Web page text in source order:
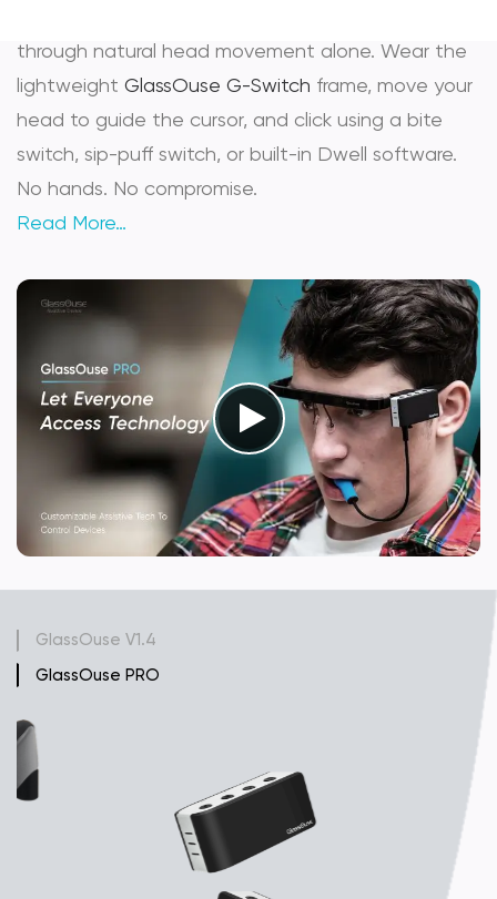
through natural head movement alone. Wear the
lightweight GlassOuse G-Switch frame, move your
head to guide the cursor, and click using a bite
switch, sip-puff switch, or built-in Dwell software.
No hands. No compromise.
Read More…
GlassOuse V1.4
GlassOuse PRO